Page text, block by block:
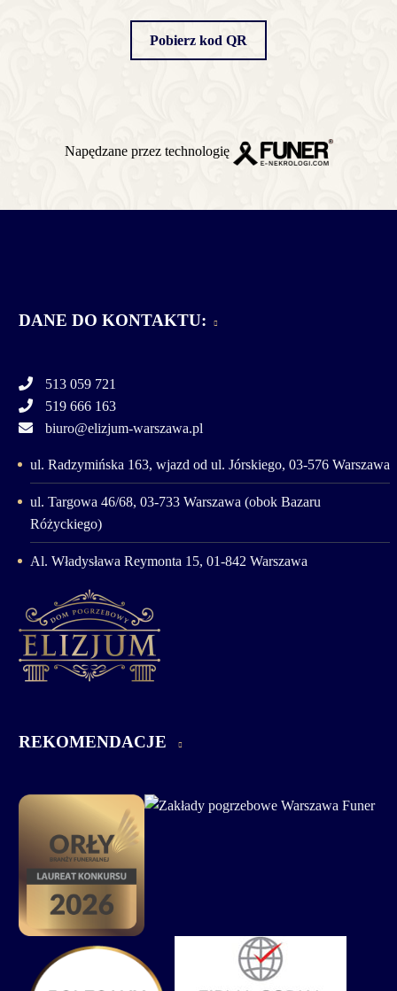
Pobierz kod QR
Napędzane przez technologię
DANE DO KONTAKTU:
513 059 721
519 666 163
biuro@elizjum-warszawa.pl
ul. Radzymińska 163, wjazd od ul. Jórskiego, 03-576 Warszawa
ul. Targowa 46/68, 03-733 Warszawa (obok Bazaru
Różyckiego)
Al. Władysława Reymonta 15, 01-842 Warszawa
REKOMENDACJE